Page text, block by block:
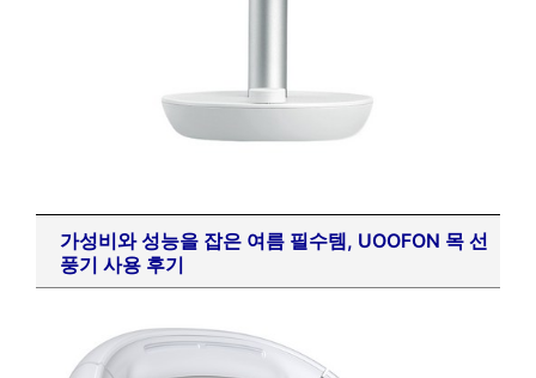
가성비와 성능을 잡은 여름 필수템, UOOFON 목 선
풍기 사용 후기